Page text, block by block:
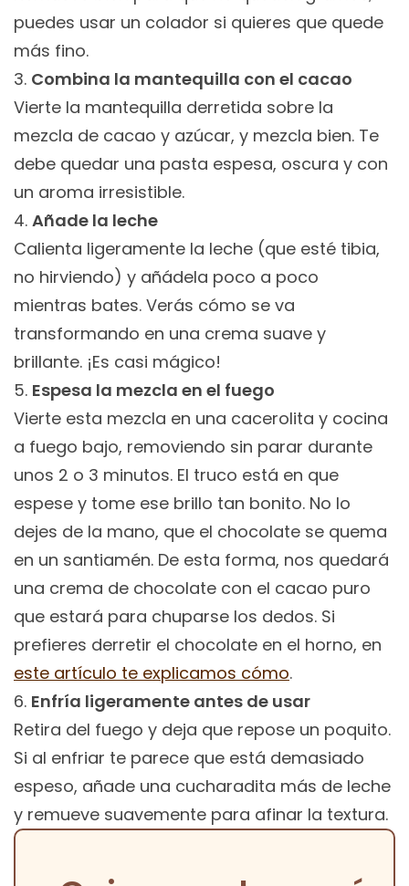
puedes usar un colador si quieres que quede
más fino.
Combina la mantequilla con el cacao
Vierte la mantequilla derretida sobre la
mezcla de cacao y azúcar, y mezcla bien. Te
debe quedar una pasta espesa, oscura y con
un aroma irresistible.
Añade la leche
Calienta ligeramente la leche (que esté tibia,
no hirviendo) y añádela poco a poco
mientras bates. Verás cómo se va
transformando en una crema suave y
brillante. ¡Es casi mágico!
Espesa la mezcla en el fuego
Vierte esta mezcla en una cacerolita y cocina
a fuego bajo, removiendo sin parar durante
unos 2 o 3 minutos. El truco está en que
espese y tome ese brillo tan bonito. No lo
dejes de la mano, que el chocolate se quema
en un santiamén. De esta forma, nos quedará
una crema de chocolate con el cacao puro
que estará para chuparse los dedos. Si
prefieres derretir el chocolate en el horno, en
este artículo te explicamos cómo.
Enfría ligeramente antes de usar
Retira del fuego y deja que repose un poquito.
Si al enfriar te parece que está demasiado
espeso, añade una cucharadita más de leche
y remueve suavemente para afinar la textura.